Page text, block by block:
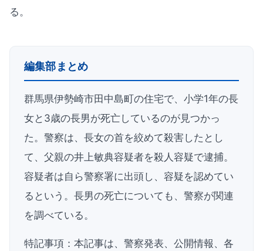
る。
編集部まとめ
群馬県伊勢崎市田中島町の住宅で、小学1年の長
女と3歳の長男が死亡しているのが見つかっ
た。警察は、長女の首を絞めて殺害したとし
て、父親の井上敏典容疑者を殺人容疑で逮捕。
容疑者は自ら警察署に出頭し、容疑を認めてい
るという。長男の死亡についても、警察が関連
を調べている。
特記事項：本記事は、警察発表、公開情報、各